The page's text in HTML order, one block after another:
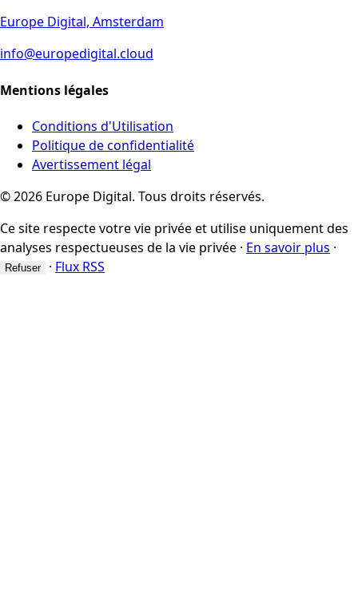
Europe Digital, Amsterdam
info@europedigital.cloud
Mentions légales
Conditions d'Utilisation
Politique de confidentialité
Avertissement légal
© 2026 Europe Digital. Tous droits réservés.
Ce site respecte votre vie privée et utilise uniquement des
analyses respectueuses de la vie privée · En savoir plus ·
Refuser · Flux RSS